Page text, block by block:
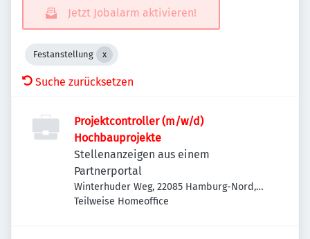
Jetzt Jobalarm aktivieren!
Festanstellung
Suche zurücksetzen
Projektcontroller (m/w/d)
Hochbauprojekte
Stellenanzeigen aus einem
Partnerportal
Winterhuder Weg, 22085 Hamburg-Nord,
Deutschland
Teilweise Homeoffice